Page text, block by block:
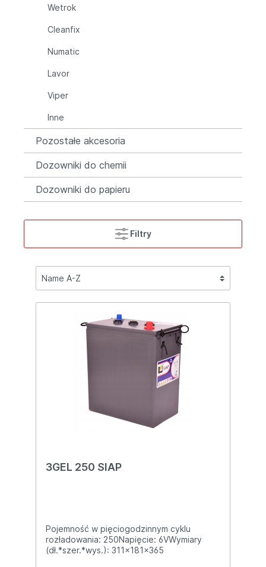
Wetrok
Cleanfix
Numatic
Lavor
Viper
Inne
Pozostałe akcesoria
Dozowniki do chemii
Dozowniki do papieru
Filtry
3GEL 250 SIAP
Pojemność w pięciogodzinnym cyklu
rozładowania: 250Napięcie: 6VWymiary
(dł.*szer.*wys.): 311x181x365